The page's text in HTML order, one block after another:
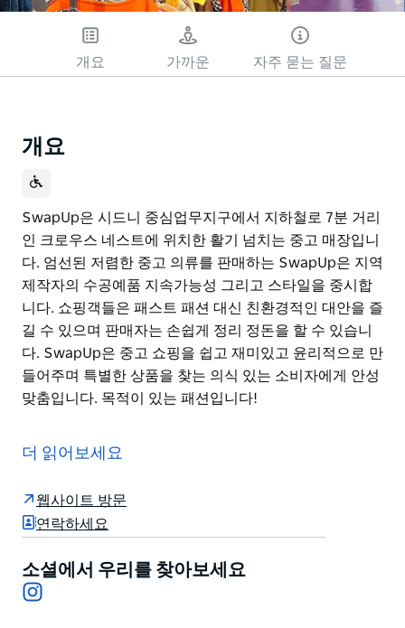
시도해 주세요.
개요 가까운 자주 묻는 질문
개요
SwapUp은 시드니 중심업무지구에서 지하철로 7분 거리
인 크로우스 네스트에 위치한 활기 넘치는 중고 매장입니
다. 엄선된 저렴한 중고 의류를 판매하는 SwapUp은 지역
제작자의 수공예품 지속가능성 그리고 스타일을 중시합
니다. 쇼핑객들은 패스트 패션 대신 친환경적인 대안을 즐
길 수 있으며 판매자는 손쉽게 정리 정돈을 할 수 있습니
다. SwapUp은 중고 쇼핑을 쉽고 재미있고 윤리적으로 만
들어주며 특별한 상품을 찾는 의식 있는 소비자에게 안성
맞춤입니다. 목적이 있는 패션입니다!
인 크로우스 네스트에 위치한 활기 넘치는 중고 매장입니
엄선된 저렴한 중고 의류를 판매하는 SwapUp은 지역 제
작자의 수공예품 지속가능성 그리고 스타일을 중시합니
수 있으며 판매자는 손쉽게 정리 정돈을 할 수 있습니다.
SwapUp은 중고 쇼핑을 쉽고 재미있고 윤리적으로 만들
더 읽어보세요
웹사이트 방문
연락하세요
소셜에서 우리를 찾아보세요